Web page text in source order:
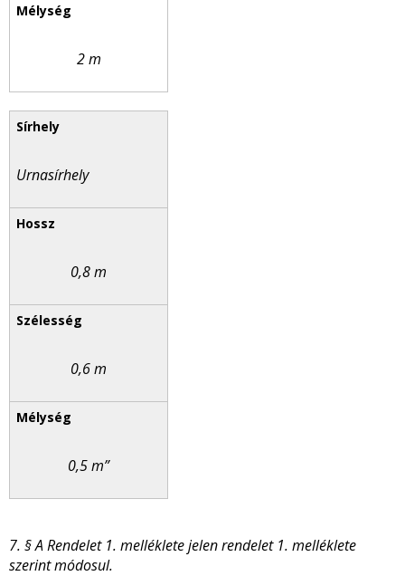
2 m
Urnasírhely
0,8 m
0,6 m
0,5 m”
7. § A Rendelet 1. melléklete jelen rendelet 1. melléklete
szerint módosul.